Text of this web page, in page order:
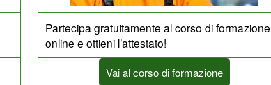
Partecipa gratuitamente al corso di formazione
online e ottieni l’attestato!
Vai al corso di formazione